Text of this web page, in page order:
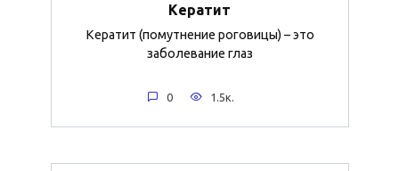
Кератит
Кератит (помутнение роговицы) – это
заболевание глаз
0 1.5к.